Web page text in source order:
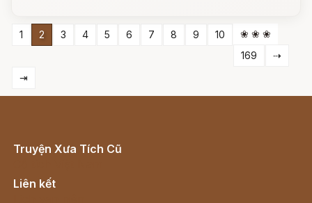
1 2 3 4 5 6 7 8 9 10
❀ ❀ ❀
169
⇢
⇥
Truyện Xưa Tích Cũ
Liên kết